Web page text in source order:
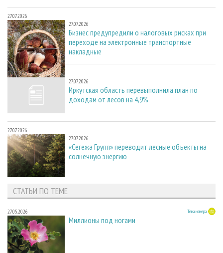
27.07.2026
27.07.2026
Бизнес предупредили о налоговых рисках при
переходе на электронные транспортные
накладные
27.07.2026
27.07.2026
Иркутская область перевыполнила план по
доходам от лесов на 4,9%
27.07.2026
27.07.2026
«Сегежа Групп» переводит лесные объекты на
солнечную энергию
СТАТЬИ ПО ТЕМЕ
27.05.2026 Тема номера
Миллионы под ногами